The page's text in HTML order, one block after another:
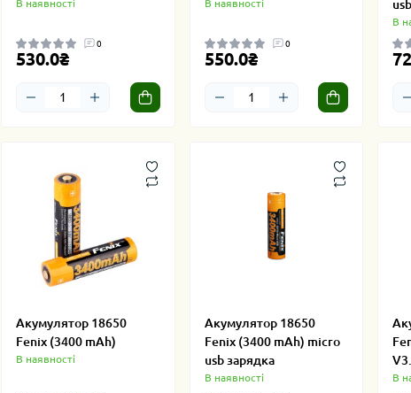
В наявності
0
530.0₴
В наявності
0
550.0₴
В
Акумулятор 18650
Fenix (3400 mAh)
В наявності
Акумулятор 18650
Fenix (3400 mAh) micro
usb зарядка
В наявності В